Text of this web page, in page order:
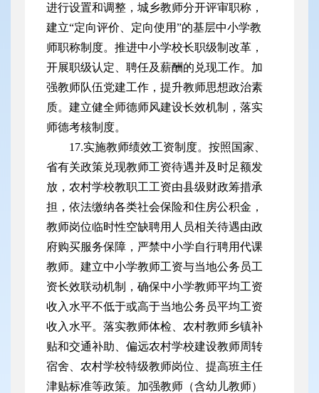
进行设置和调整，城乡教师分开评审职称，
建立“定向评价、定向使用”的基层中小学教
师职称制度。推进中小学校长职级制改革，
开展职级认定、聘任及薪酬的兑现工作。加
强教师队伍党建工作，提升教师思想政治素
质。建立健全师德师风建设长效机制，落实
师德考核制度。
17.实施教师绩效工资制度。按照国家、
省有关政策兑现教师工资待遇并及时足额发
放，农村学校教职工工资由县级财政筹措承
担，依法缴纳各类社会保险和住房公积金，
教师岗位临时性空缺聘用人员相关待遇由政
府购买服务保障，严禁中小学自行聘用代课
教师。建立中小学教师工资与当地公务员工
资长效联动机制，确保中小学教师平均工资
收入水平不低于或高于当地公务员平均工资
收入水平。落实教师体检、农村教师乡镇补
贴和交通补助、偏远农村学校建设教师周转
宿舍、农村学校特级教师岗位、提高班主任
津贴标准等政策。加强教师（含幼儿教师）